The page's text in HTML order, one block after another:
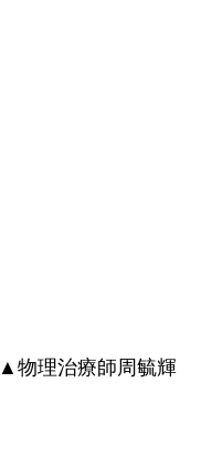
▲物理治療師周毓輝